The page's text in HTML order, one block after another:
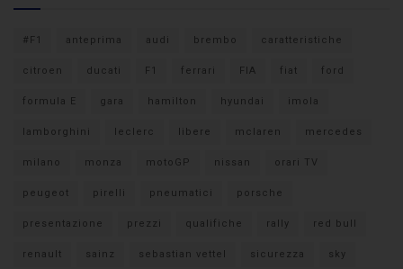
#F1 anteprima audi brembo caratteristiche
citroen ducati F1 ferrari FIA fiat ford
formula E gara hamilton hyundai imola
lamborghini leclerc libere mclaren mercedes
milano monza motoGP nissan orari TV
peugeot pirelli pneumatici porsche
presentazione prezzi qualifiche rally red bull
renault sainz sebastian vettel sicurezza sky